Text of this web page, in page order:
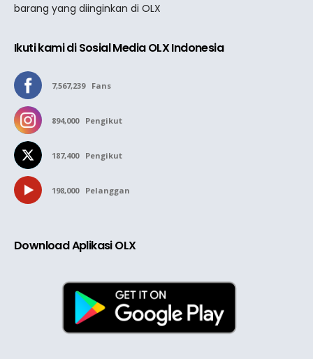
barang yang diinginkan di OLX
Ikuti kami di Sosial Media OLX Indonesia
7,567,239 Fans
894,000 Pengikut
187,400 Pengikut
198,000 Pelanggan
Download Aplikasi OLX